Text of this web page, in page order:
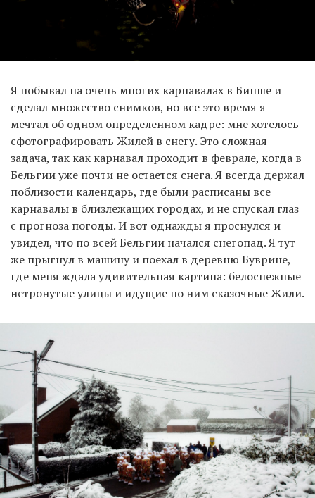
Я побывал на очень многих карнавалах в Бинше и
сделал множество снимков, но все это время я
мечтал об одном определенном кадре: мне хотелось
сфотографировать Жилей в снегу. Это сложная
задача, так как карнавал проходит в феврале, когда в
Бельгии уже почти не остается снега. Я всегда держал
поблизости календарь, где были расписаны все
карнавалы в близлежащих городах, и не спускал глаз
с прогноза погоды. И вот однажды я проснулся и
увидел, что по всей Бельгии начался снегопад. Я тут
же прыгнул в машину и поехал в деревню Буврине,
где меня ждала удивительная картина: белоснежные
нетронутые улицы и идущие по ним сказочные Жили.